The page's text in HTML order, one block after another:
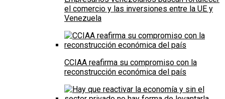
el comercio y las inversiones entre la UE y
Venezuela
CCIAA reafirma su compromiso con la
reconstrucción económica del país